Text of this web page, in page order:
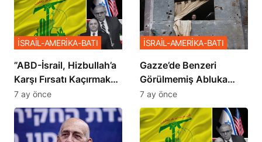
​​​​​​​”ABD-İsrail, Hizbullah’a
Karşı Fırsatı Kaçırmak
İstemiyor”
İSRAİL-AMERİKA-BATI
7 ay önce
​​​​​​​Gazze’de Benzeri
Görülmemiş Abluka
Planı
İSRAİL-AMERİKA-BATI
7 ay önce